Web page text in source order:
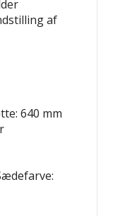
af
640 mm